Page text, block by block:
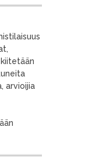
arvioijia